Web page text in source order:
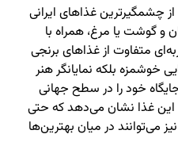
چشمگیرترین غذاهای ایرانی
و گوشت یا مرغ، همراه با
متفاوت از غذاهای برنجی
خوشمزه بلکه نمایانگر هنر
خود را در سطح جهانی
این غذا نشان می‌دهد که حتی
می‌توانند در میان بهترین‌ها